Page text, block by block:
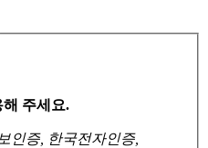
주세요.
인증, 한국전자인증,